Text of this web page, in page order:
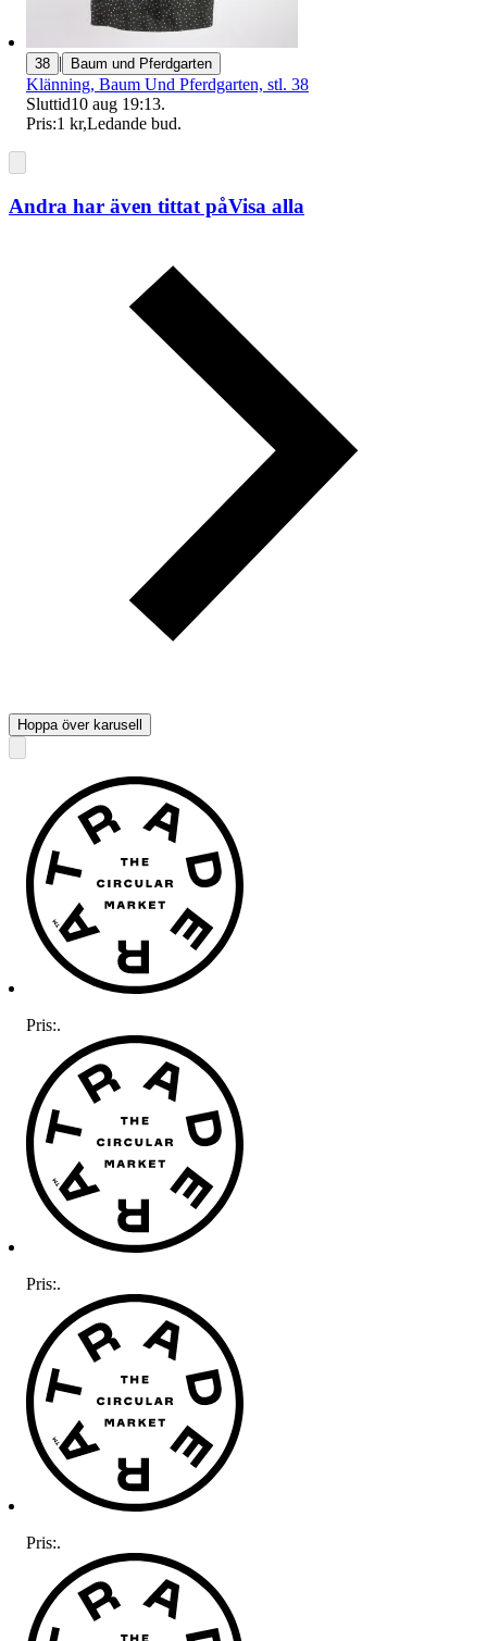
38 | Baum und Pferdgarten
Klänning, Baum Und Pferdgarten, stl. 38
Sluttid10 aug 19:13.
Pris:1 kr,Ledande bud.
Andra har även tittat påVisa alla
Hoppa över karusell
Pris:.
Pris:.
Pris:.